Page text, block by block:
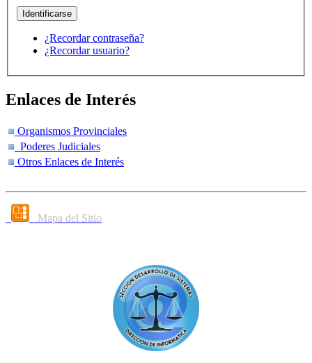
¿Recordar contraseña?
¿Recordar usuario?
Enlaces de Interés
Organismos Provinciales
Poderes Judiciales
Otros Enlaces de Interés
Mapa del Sitio